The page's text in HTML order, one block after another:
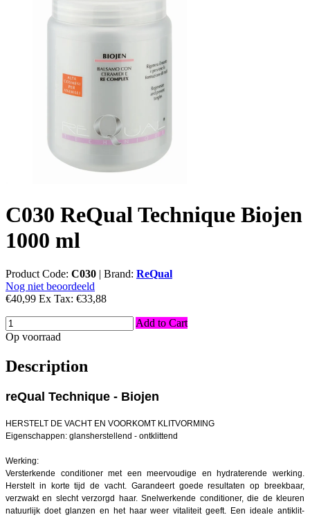
C030 ReQual Technique Biojen
1000 ml
Product Code: C030 | Brand: ReQual
Nog niet beoordeeld
€40,99 Ex Tax: €33,88
Add to Cart
Op voorraad
Description
reQual Technique - Biojen
HERSTELT DE VACHT EN VOORKOMT KLITVORMING
Eigenschappen: glansherstellend - ontklittend
Werking:
Versterkende conditioner met een meervoudige en hydraterende werking.
Herstelt in korte tijd de vacht. Garandeert goede resultaten op breekbaar,
verzwakt en slecht verzorgd haar. Snelwerkende conditioner, die de kleuren
natuurlijk doet glanzen en het haar weer vitaliteit geeft. Een ideale antiklit-